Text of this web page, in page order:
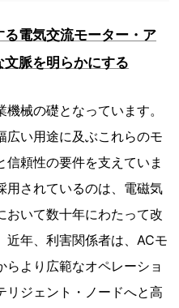
電気交流モーター・ア
文脈を明らかにする
械の礎となっています。
広い用途に及ぶこれらのモ
頼性の要件を支えていま
用されているのは、電磁気
おいて数十年にわたって改
近年、利害関係者は、ACモ
らより広範なオペレーショ
リジェント・ノードへと高